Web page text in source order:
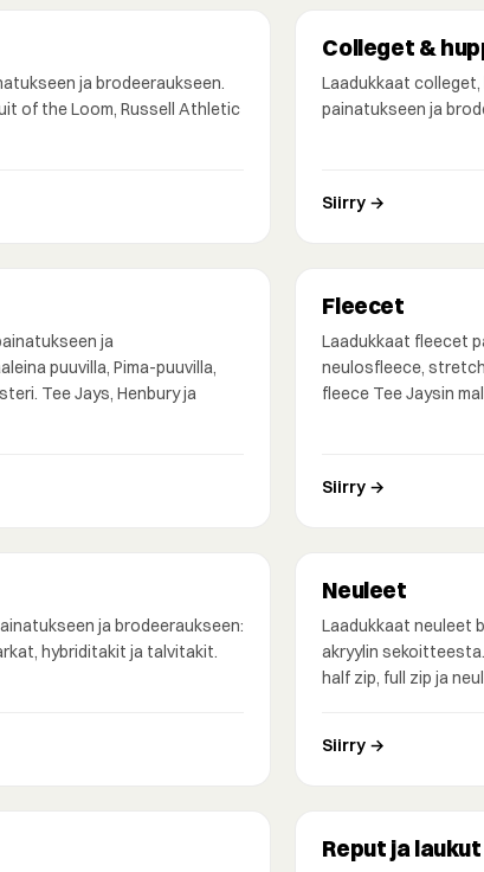
ja brodeeraukseen.
of the Loom, Russell Athletic
Colleget &
Laadukkaat
painatukseen ja
Siirry →
ja
puuvilla, Pima-puuvilla,
Tee Jays, Henbury ja
Fleecet
Laadukkaat fleecet
neulosfleece,
fleece Tee Jaysin
Siirry →
ja brodeeraukseen:
hybriditakit ja talvitakit.
Neuleet
Laadukkaat neuleet
akryylin
half zip, full zip ja
Siirry →
Reput ja laukut